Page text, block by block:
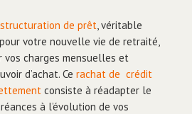
de prêt, véritable
votre nouvelle vie de retraité,
vos charges mensuelles et
d’achat. Ce rachat de crédit
consiste à réadapter le
à l’évolution de vos